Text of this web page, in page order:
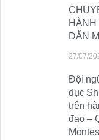
DẪN
27/07/
Đội
dục
trên
đạo –